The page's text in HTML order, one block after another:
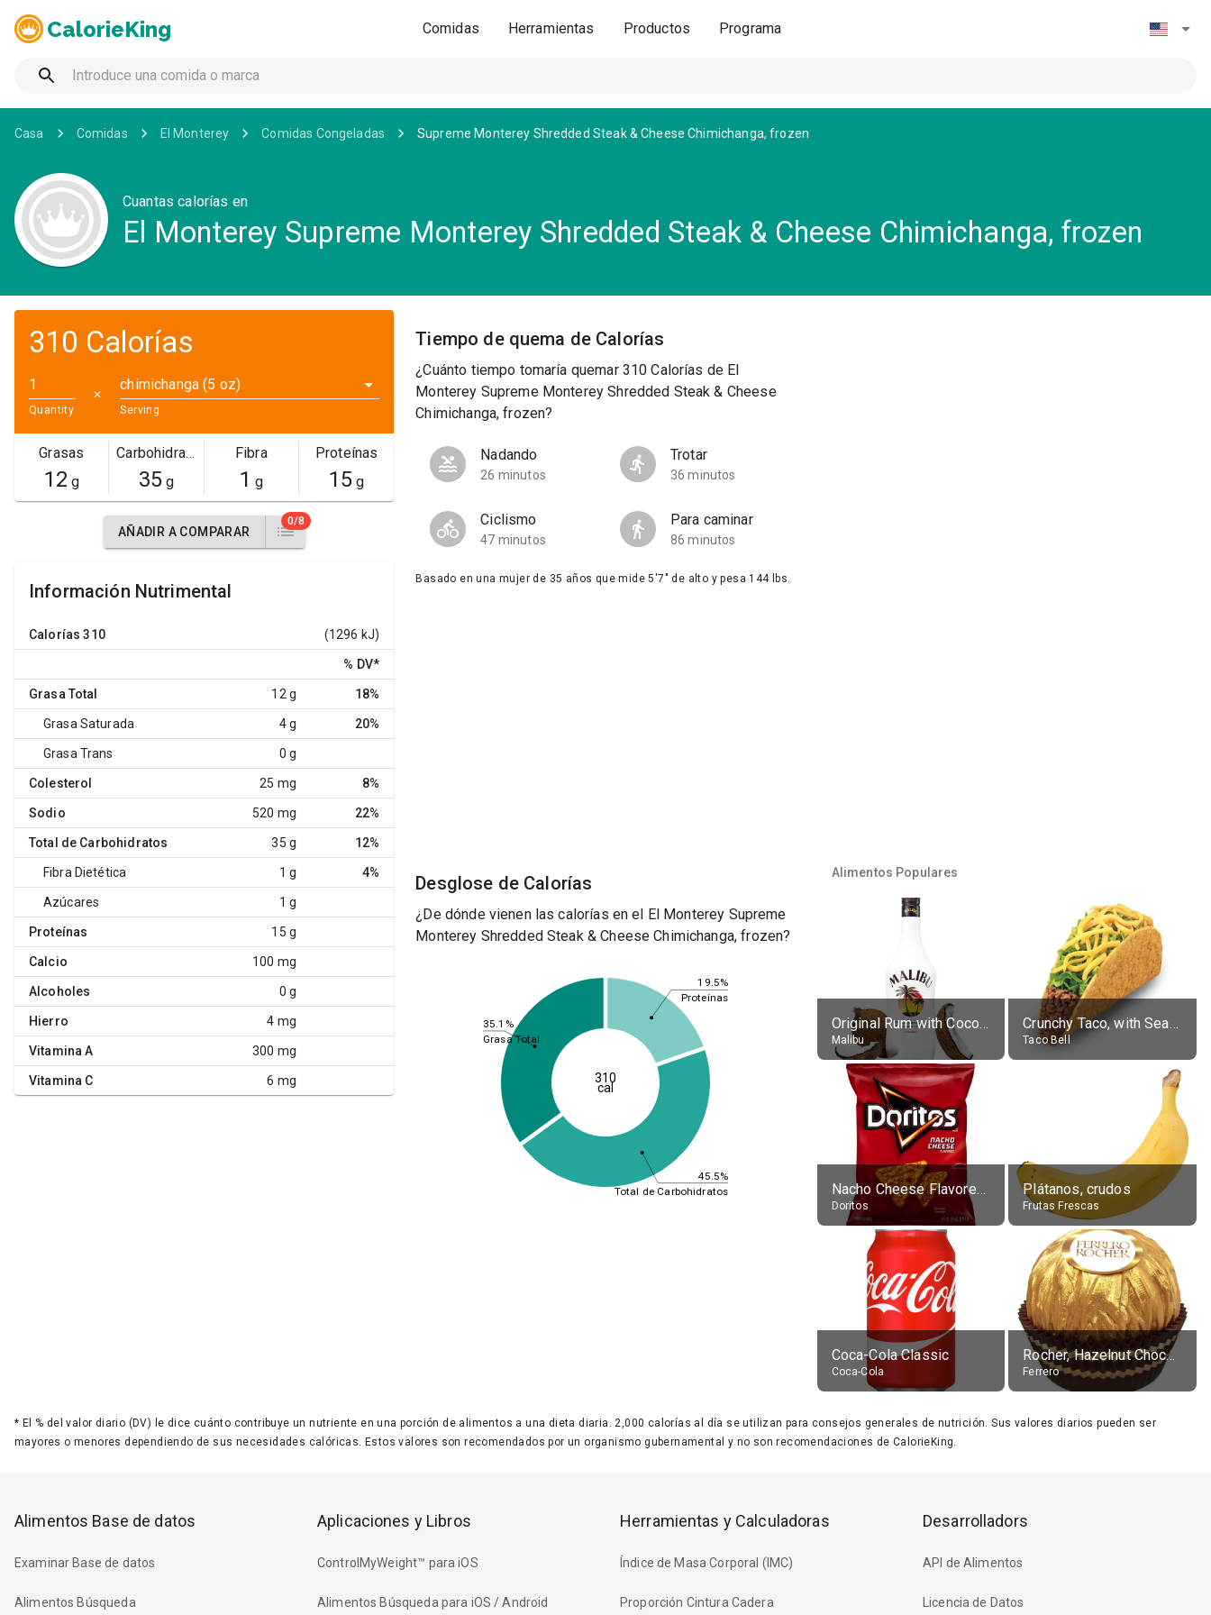
CalorieKing Comidas Herramientas Productos Programa
Casa Comidas El Monterey Comidas Congeladas Supreme Monterey Shredded Steak & Cheese Chimichanga, frozen
Cuantas calorías en
El Monterey Supreme Monterey Shredded Steak & Cheese Chimichanga, frozen
310 Calorías
Quantity
✕
chimichanga (5 oz)
Serving
Grasas
12 g
Carbohidratos
35g
Fibra
1 g
Proteínas
15g
AÑADIR A COMPARAR
0/8
Información Nutrimental
Calorías 310 (1296 kJ)
% DV*
Grasa Total 12 g 18%
Grasa Saturada 4 g 20%
Grasa Trans 0 g
Colesterol 25 mg 8%
Sodio 520 mg 22%
Total de Carbohidratos 35 g 12%
Fibra Dietética 1 g 4%
Azúcares 1 g
Proteínas 15 g
Calcio 100 mg
Alcoholes 0 g
Hierro 4 mg
Vitamina A 300 mg
Vitamina C 6 mg
Tiempo de quema de Calorías
¿Cuánto tiempo tomaría quemar 310 Calorías de El
Monterey Supreme Monterey Shredded Steak & Cheese
Chimichanga, frozen?
Nadando
26 minutos
Trotar
36 minutos
Ciclismo
47 minutos
Para caminar
86 minutos
Basado en una mujer de 35 años que mide 5'7" de alto y pesa 144 lbs.
Desglose de Calorías
¿De dónde vienen las calorías en el El Monterey Supreme
Monterey Shredded Steak & Cheese Chimichanga, frozen?
19.5%
45.5%
35.1%
Proteínas
Total de Carbohidratos
Grasa Total
310
cal
Alimentos Populares
Original Rum with Coconut Flavour (21% alc.)
Malibu
Crunchy Taco, with Seasoned Beef
Taco Bell
Nacho Cheese Flavored Tortilla Chips
Doritos
Plátanos, crudos
Frutas Frescas
Coca-Cola Classic
Coca-Cola
Rocher, Hazelnut Chocolate Ball
Ferrero
* El % del valor diario (DV) le dice cuánto contribuye un nutriente en una porción de alimentos a una dieta diaria. 2,000 calorías al día se utilizan para consejos generales de nutrición. Sus valores diarios pueden ser
mayores o menores dependiendo de sus necesidades calóricas. Estos valores son recomendados por un organismo gubernamental y no son recomendaciones de CalorieKing.
Alimentos Base de datos
Examinar Base de datos
Alimentos Búsqueda
Aplicaciones y Libros
ControlMyWeight™ para iOS
Alimentos Búsqueda para iOS / Android
Herramientas y Calculadoras
Índice de Masa Corporal (IMC)
Proporción Cintura Cadera
Desarrolladors
API de Alimentos
Licencia de Datos